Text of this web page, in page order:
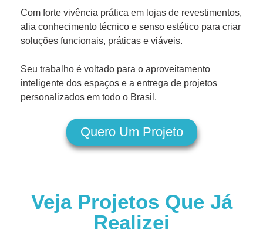
Com forte vivência prática em lojas de revestimentos,
alia conhecimento técnico e senso estético para criar
soluções funcionais, práticas e viáveis.
Seu trabalho é voltado para o aproveitamento
inteligente dos espaços e a entrega de projetos
personalizados em todo o Brasil.
Quero Um Projeto
Veja Projetos Que Já
Realizei